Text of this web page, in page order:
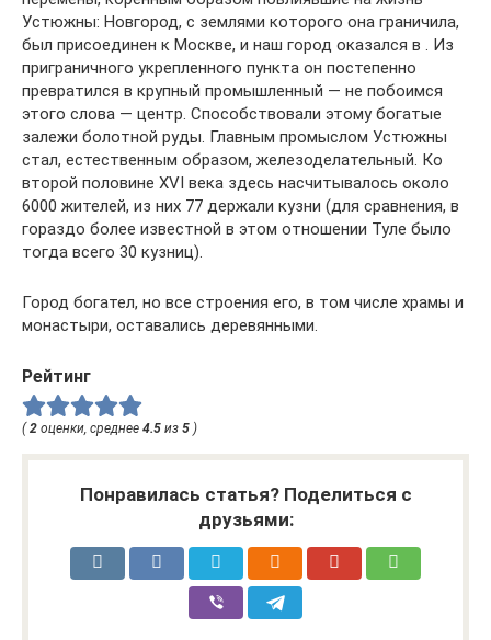
Устюжны: Новгород, с землями которого она граничила,
был присоединен к Москве, и наш город оказался в . Из
приграничного укрепленного пункта он постепенно
превратился в крупный промышленный — не побоимся
этого слова — центр. Способствовали этому богатые
залежи болотной руды. Главным промыслом Устюжны
стал, естественным образом, железоделательный. Ко
второй половине XVI века здесь насчитывалось около
6000 жителей, из них 77 держали кузни (для сравнения, в
гораздо более известной в этом отношении Туле было
тогда всего 30 кузниц).
Город богател, но все строения его, в том числе храмы и
монастыри, оставались деревянными.
Рейтинг
( 2 оценки, среднее 4.5 из 5 )
Понравилась статья? Поделиться с
друзьями: